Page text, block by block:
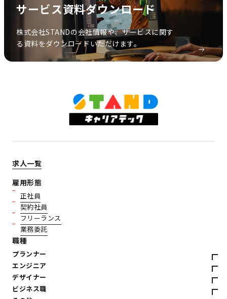
サービス資料ダウンロード
株式会社STANDの会社情報や、サービスに関す
る資料をダウンロードいただけます。
求人一覧
雇用形態
正社員
契約社員
フリーランス
業務委託
職種
プランナー
エンジニア
デザイナー
ビジネス職